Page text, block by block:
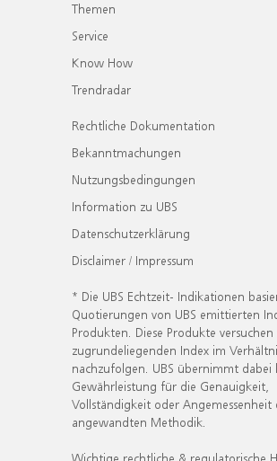
Themen
Service
Know How
Trendradar
Rechtliche Dokumentation
Bekanntmachungen
Nutzungsbedingungen
Information zu UBS
Datenschutzerklärung
Disclaimer / Impressum
* Die UBS Echtzeit- Indikationen
Quotierungen von UBS emittierten
Produkten. Diese Produkte versuchen
zugrundeliegenden Index im
nachzufolgen. UBS übernimmt dabei
Gewährleistung für die Genauigkeit,
Vollständigkeit oder Angemessenheit
angewandten Methodik.